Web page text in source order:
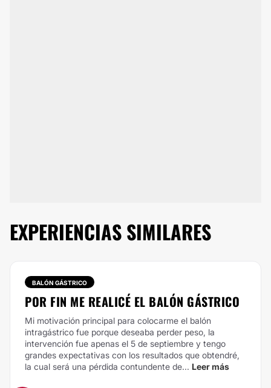
EXPERIENCIAS SIMILARES
BALÓN GÁSTRICO
POR FIN ME REALICÉ EL BALÓN GÁSTRICO
Mi motivación principal para colocarme el balón
intragástrico fue porque deseaba perder peso, la
intervención fue apenas el 5 de septiembre y tengo
grandes expectativas con los resultados que obtendré,
la cual será una pérdida contundente de... Leer más